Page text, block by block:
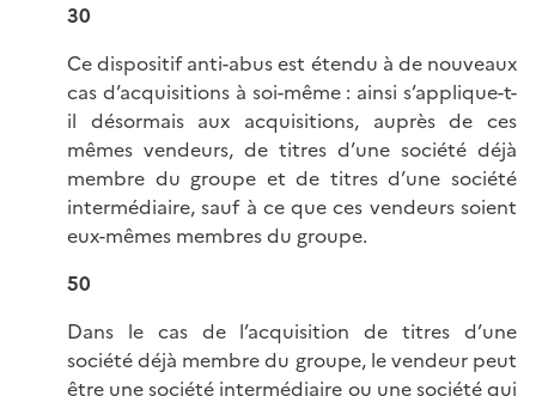
30
Ce dispositif anti-abus est étendu à de nouveaux
cas d’acquisitions à soi-même : ainsi s’applique-t-
il désormais aux acquisitions, auprès de ces
mêmes vendeurs, de titres d’une société déjà
membre du groupe et de titres d’une société
intermédiaire, sauf à ce que ces vendeurs soient
eux-mêmes membres du groupe.
50
Dans le cas de l’acquisition de titres d’une
société déjà membre du groupe, le vendeur peut
être une société intermédiaire ou une société qui